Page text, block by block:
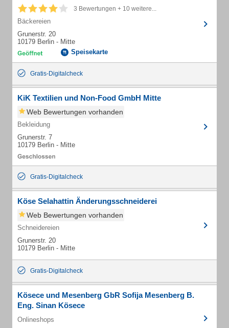
3 Bewertungen + 10 weitere...
Bäckereien
Grunerstr. 20
10179 Berlin - Mitte
Speisekarte
Gratis-Digitalcheck
KiK Textilien und Non-Food GmbH Mitte
Web Bewertungen vorhanden
Bekleidung
Grunerstr. 7
10179 Berlin - Mitte
Gratis-Digitalcheck
Köse Selahattin Änderungsschneiderei
Web Bewertungen vorhanden
Schneidereien
Grunerstr. 20
10179 Berlin - Mitte
Gratis-Digitalcheck
Kösece und Mesenberg GbR Sofija Mesenberg B.
Eng. Sinan Kösece
Onlineshops